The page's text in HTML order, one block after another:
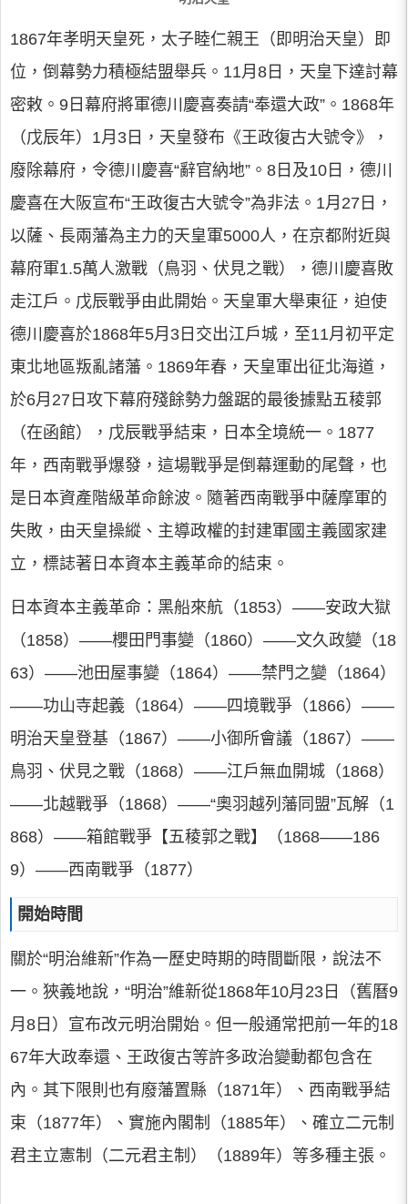
1867年孝明天皇死，太子睦仁親王（即明治天皇）即
位，倒幕勢力積極結盟舉兵。11月8日，天皇下達討幕
密敕。9日幕府將軍德川慶喜奏請“奉還大政”。1868年
（戊辰年）1月3日，天皇發布《王政復古大號令》，
廢除幕府，令德川慶喜“辭官納地”。8日及10日，德川
慶喜在大阪宣布“王政復古大號令”為非法。1月27日，
以薩、長兩藩為主力的天皇軍5000人，在京都附近與
幕府軍1.5萬人激戰（鳥羽、伏見之戰），德川慶喜敗
走江戶。戊辰戰爭由此開始。天皇軍大舉東征，迫使
德川慶喜於1868年5月3日交出江戶城，至11月初平定
東北地區叛亂諸藩。1869年春，天皇軍出征北海道，
於6月27日攻下幕府殘餘勢力盤踞的最後據點五稜郭
（在函館），戊辰戰爭結束，日本全境統一。1877
年，西南戰爭爆發，這場戰爭是倒幕運動的尾聲，也
是日本資產階級革命餘波。隨著西南戰爭中薩摩軍的
失敗，由天皇操縱、主導政權的封建軍國主義國家建
立，標誌著日本資本主義革命的結束。
日本資本主義革命：黑船來航（1853）——安政大獄
（1858）——櫻田門事變（1860）——文久政變（18
63）——池田屋事變（1864）——禁門之變（1864）
——功山寺起義（1864）——四境戰爭（1866）——
明治天皇登基（1867）——小御所會議（1867）——
鳥羽、伏見之戰（1868）——江戶無血開城（1868）
——北越戰爭（1868）——“奧羽越列藩同盟”瓦解（1
868）——箱館戰爭【五稜郭之戰】（1868——186
9）——西南戰爭（1877）
開始時間
關於“明治維新”作為一歷史時期的時間斷限，說法不
一。狹義地說，“明治”維新從1868年10月23日（舊曆9
月8日）宣布改元明治開始。但一般通常把前一年的18
67年大政奉還、王政復古等許多政治變動都包含在
內。其下限則也有廢藩置縣（1871年）、西南戰爭結
束（1877年）、實施內閣制（1885年）、確立二元制
君主立憲制（二元君主制）（1889年）等多種主張。